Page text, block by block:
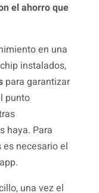
el ahorro que
en una
instalados,
para garantizar
punto
haya. Para
necesario el
una vez el